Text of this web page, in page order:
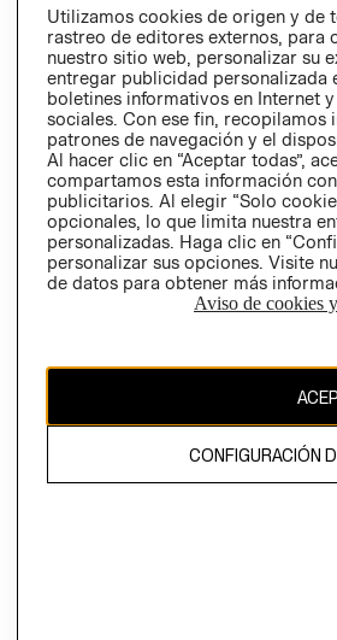
RELACIÓN CON
POLÍTICA
EMPRESARIAL
Utilizamos cookies de origen y de
rastreo de editores externos,
nuestro sitio web, personalizar su
entregar publicidad personalizada
boletines informativos en Internet
sociales. Con ese fin, recopilamos
patrones de navegación y el
Al hacer clic en “Aceptar todas”,
compartamos esta información
publicitarios. Al elegir “Solo
opcionales, lo que limita nuestra
personalizadas. Haga clic en
personalizar sus opciones. Visite
de datos para obtener más
Aviso de cookies
CONFIGURACIÓN